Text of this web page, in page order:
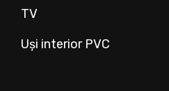
TV
Uși interior PVC